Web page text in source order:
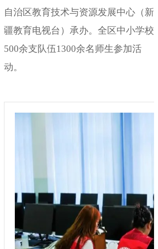
自治区教育技术与资源发展中心（新
疆教育电视台）承办。全区中小学校
500余支队伍1300余名师生参加活
动。